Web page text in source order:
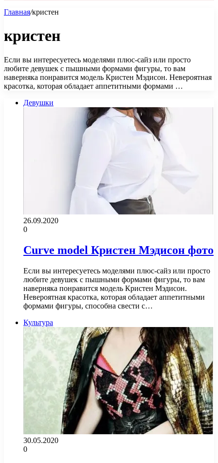
Главная/кристен
кристен
Если вы интересуетесь моделями плюс-сайз или просто
любите девушек с пышными формами фигуры, то вам
наверняка понравится модель Кристен Мэдисон. Невероятная
красотка, которая обладает аппетитными формами …
Девушки
26.09.2020
0
Curve model Кристен Мэдисон фото
Если вы интересуетесь моделями плюс-сайз или просто
любите девушек с пышными формами фигуры, то вам
наверняка понравится модель Кристен Мэдисон.
Невероятная красотка, которая обладает аппетитными
формами фигуры, способна свести с…
Культура
30.05.2020
0